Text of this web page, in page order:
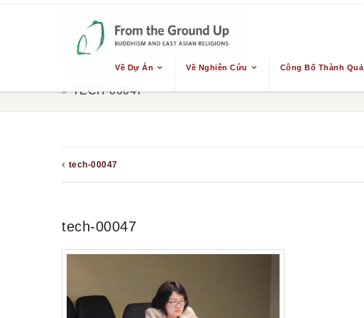
Về Dự Án Về Nghiên Cứu Công Bố Thành Quả
TECH-00047
tech-00047
tech-00047